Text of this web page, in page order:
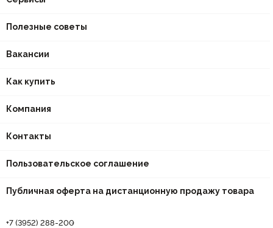
Полезные советы
Вакансии
Как купить
Компания
Контакты
Пользовательское соглашение
Публичная оферта на дистанционную продажу товара
+7 (3952) 288-200